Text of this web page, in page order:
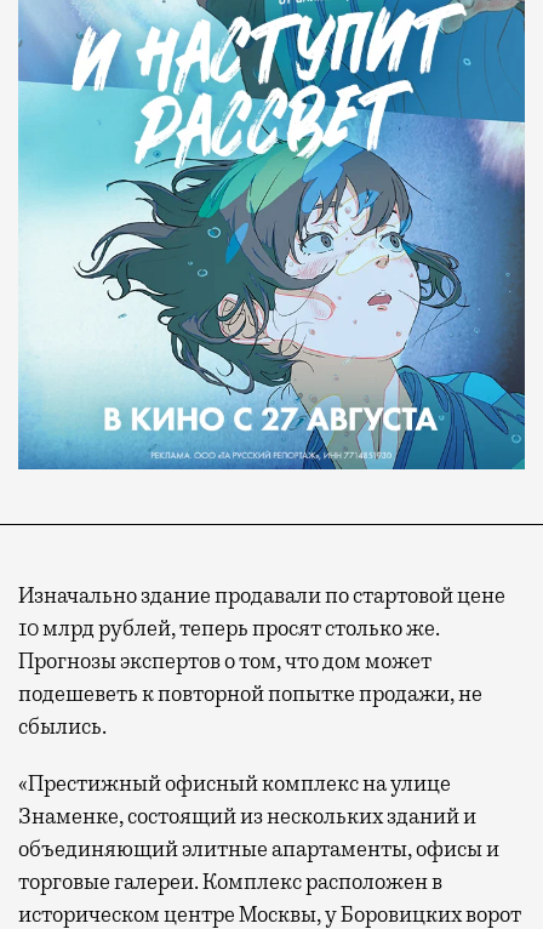
Изначально здание продавали по стартовой цене
10 млрд рублей, теперь просят столько же.
Прогнозы экспертов о том, что дом может
подешеветь к повторной попытке продажи, не
сбылись.
«Престижный офисный комплекс на улице
Знаменке, состоящий из нескольких зданий и
объединяющий элитные апартаменты, офисы и
торговые галереи. Комплекс расположен в
историческом центре Москвы, у Боровицких ворот